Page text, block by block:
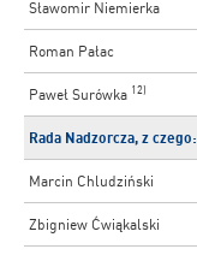
Sławomir Niemierka
Roman Pałac
Paweł Surówka 12)
Rada Nadzorcza, z czego:
Marcin Chludziński
Zbigniew Ćwiąkalski